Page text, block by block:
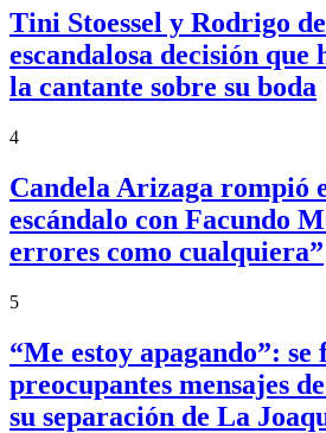
Tini Stoessel y Rodrigo
escandalosa decisión que
la cantante sobre su boda
4
Candela Arizaga rompió
escándalo con Facundo
errores como cualquiera”
5
“Me estoy apagando”:
preocupantes mensajes
su separación de La